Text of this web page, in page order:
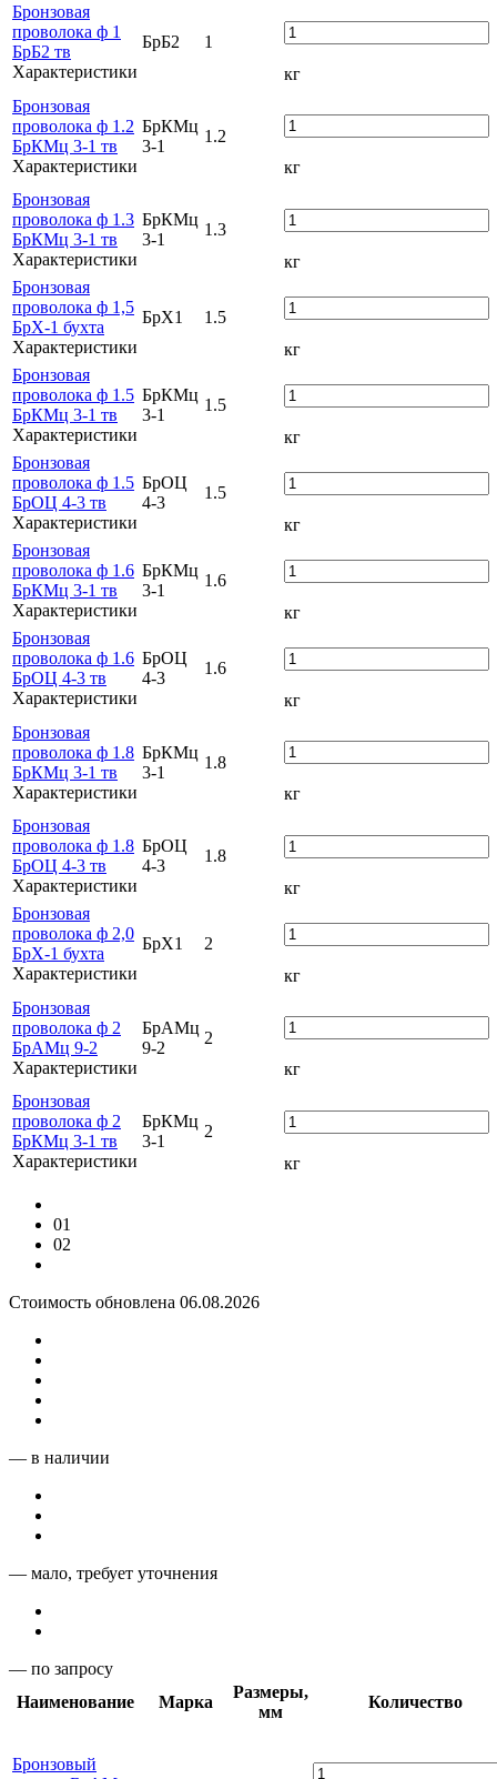
Бронзовая
проволока ф 1
БрБ2 тв
Характеристики
БрБ2
1
кг
Бронзовая
проволока ф 1.2
БрКМц 3-1 тв
Характеристики
БрКМц
3-1
1.2
кг
Бронзовая
проволока ф 1.3
БрКМц 3-1 тв
Характеристики
БрКМц
3-1
1.3
кг
Бронзовая
проволока ф 1,5
БрХ-1 бухта
Характеристики
БрХ1
1.5
кг
Бронзовая
проволока ф 1.5
БрКМц 3-1 тв
Характеристики
БрКМц
3-1
1.5
кг
Бронзовая
проволока ф 1.5
БрОЦ 4-3 тв
Характеристики
БрОЦ
4-3
1.5
кг
Бронзовая
проволока ф 1.6
БрКМц 3-1 тв
Характеристики
БрКМц
3-1
1.6
кг
Бронзовая
проволока ф 1.6
БрОЦ 4-3 тв
Характеристики
БрОЦ
4-3
1.6
кг
Бронзовая
проволока ф 1.8
БрКМц 3-1 тв
Характеристики
БрКМц
3-1
1.8
кг
Бронзовая
проволока ф 1.8
БрОЦ 4-3 тв
Характеристики
БрОЦ
4-3
1.8
кг
Бронзовая
проволока ф 2,0
БрХ-1 бухта
Характеристики
БрХ1
2
кг
Бронзовая
проволока ф 2
БрАМц 9-2
Характеристики
БрАМц
9-2
2
кг
Бронзовая
проволока ф 2
БрКМц 3-1 тв
Характеристики
БрКМц
3-1
2
кг
01
02
Стоимость обновлена 06.08.2026
— в наличии
— мало, требует уточнения
— по запросу
Наименование
Марка
Размеры,
мм
Количество
Бронзовый